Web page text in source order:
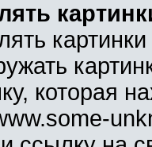
которая